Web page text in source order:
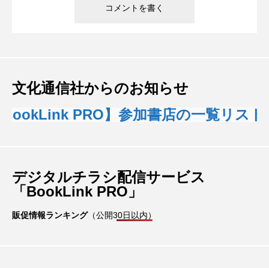
文化通信社からのお知らせ
PRO】参加書店の一覧リスト
デジタルチラシ配信サービス
「BookLink PRO」
販促情報ランキング（公開30日以内）